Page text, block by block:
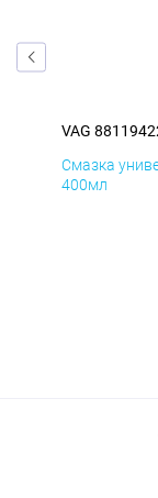
VAG
Смазка
400мл